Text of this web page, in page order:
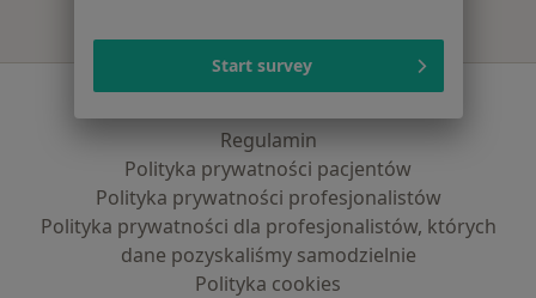
Serwis
Regulamin
Polityka prywatności pacjentów
Polityka prywatności profesjonalistów
Polityka prywatności dla profesjonalistów, których
dane pozyskaliśmy samodzielnie
Polityka cookies
Start survey